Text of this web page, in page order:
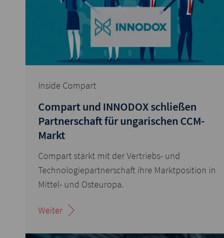
Inside Compart
Compart und INNODOX schließen
Partnerschaft für ungarischen CCM-
Markt
Compart stärkt mit der Vertriebs- und
Technologiepartnerschaft ihre Marktposition in
Mittel- und Osteuropa.
Weiter